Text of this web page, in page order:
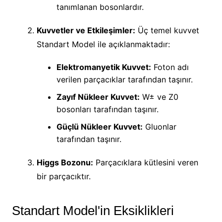
tanımlanan bosonlardır.
Kuvvetler ve Etkileşimler: Üç temel kuvvet
Standart Model ile açıklanmaktadır:
Elektromanyetik Kuvvet: Foton adı
verilen parçacıklar tarafından taşınır.
Zayıf Nükleer Kuvvet: W± ve Z0
bosonları tarafından taşınır.
Güçlü Nükleer Kuvvet: Gluonlar
tarafından taşınır.
Higgs Bozonu: Parçacıklara kütlesini veren
bir parçacıktır.
Standart Model'in Eksiklikleri